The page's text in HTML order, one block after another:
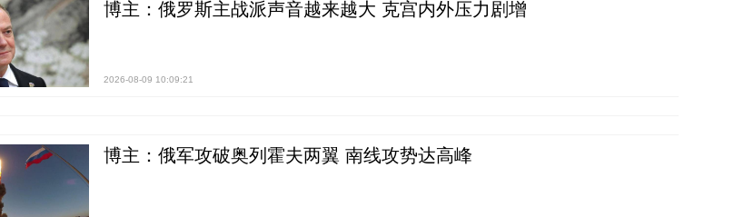
博主：俄罗斯主战派声音越来越大 克宫内外压力剧增
2026-08-09 10:09:21
博主：俄军攻破奥列霍夫两翼 南线攻势达高峰